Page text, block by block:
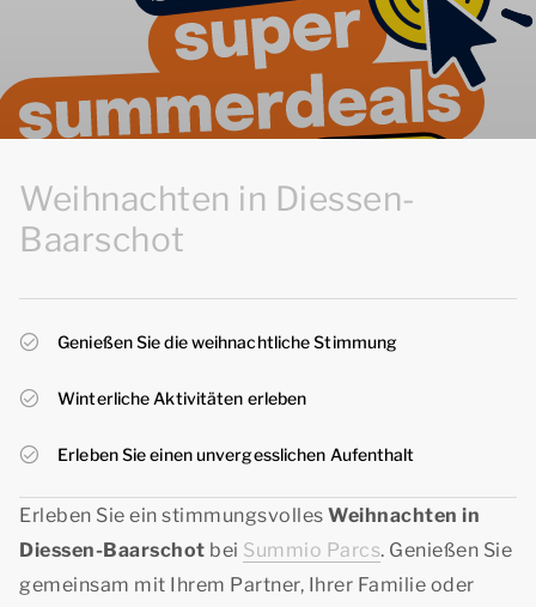
Weihnachten in Diessen-
Baarschot
Genießen Sie die weihnachtliche Stimmung
Winterliche Aktivitäten erleben
Erleben Sie einen unvergesslichen Aufenthalt
Erleben Sie ein stimmungsvolles Weihnachten in
Diessen-Baarschot bei Summio Parcs. Genießen Sie
gemeinsam mit Ihrem Partner, Ihrer Familie oder